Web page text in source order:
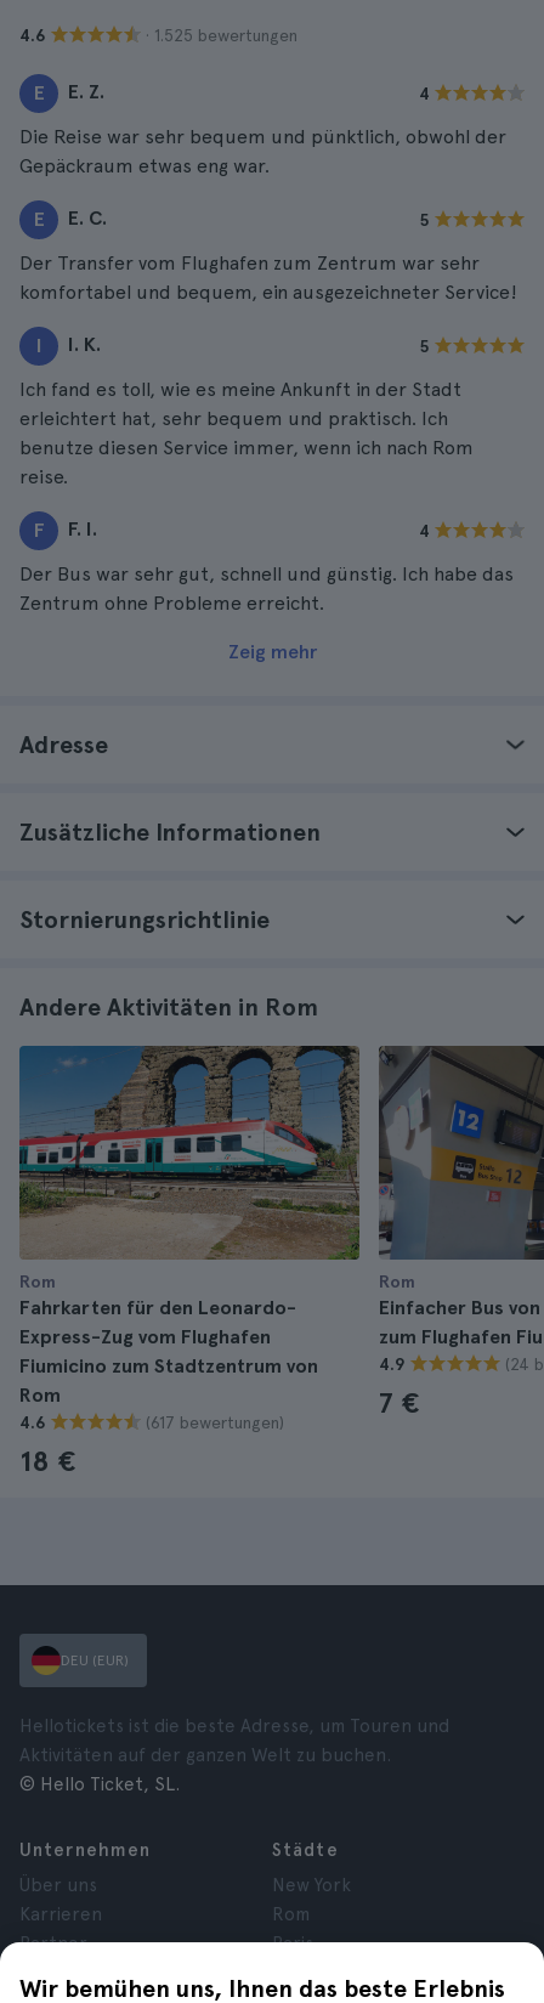
4.6 · 1.525 bewertungen
E E. Z. 4
Die Reise war sehr bequem und pünktlich, obwohl der
Gepäckraum etwas eng war.
E E. C. 5
Der Transfer vom Flughafen zum Zentrum war sehr
komfortabel und bequem, ein ausgezeichneter Service!
I I. K. 5
Ich fand es toll, wie es meine Ankunft in der Stadt
erleichtert hat, sehr bequem und praktisch. Ich
benutze diesen Service immer, wenn ich nach Rom
reise.
F F. I. 4
Der Bus war sehr gut, schnell und günstig. Ich habe das
Zentrum ohne Probleme erreicht.
Zeig mehr
Adresse
Zusätzliche Informationen
Stornierungsrichtlinie
Andere Aktivitäten in Rom
Rom
Fahrkarten für den Leonardo-
Express-Zug vom Flughafen
Fiumicino zum Stadtzentrum von
Rom
4.6 (617 bewertungen)
18 €
Rom
Einfacher Bus
zum Flughafen
4.9 (24
7 €
Wir bemühen uns, Ihnen das beste Erlebnis
DEU (EUR)
Hellotickets ist die beste Adresse, um Touren und
Aktivitäten auf der ganzen Welt zu buchen.
© Hello Ticket, SL.
Unternehmen
Über uns
Karrieren
Partner
Städte
New York
Rom
Paris